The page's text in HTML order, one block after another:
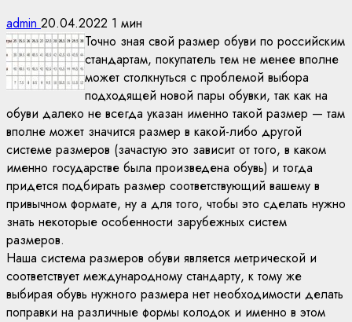
admin 20.04.2022 1 мин
Точно зная свой размер обуви по российским
стандартам, покупатель тем не менее вполне
может столкнуться с проблемой выбора
подходящей новой пары обувки, так как на
обуви далеко не всегда указан именно такой размер — там
вполне может значится размер в какой-либо другой
системе размеров (зачастую это зависит от того, в каком
именно государстве была произведена обувь) и тогда
придется подбирать размер соответствующий вашему в
привычном формате, ну а для того, чтобы это сделать нужно
знать некоторые особенности зарубежных систем
размеров.
Наша система размеров обуви является метрической и
соответствует международному стандарту, к тому же
выбирая обувь нужного размера нет необходимости делать
поправки на различные формы колодок и именно в этом